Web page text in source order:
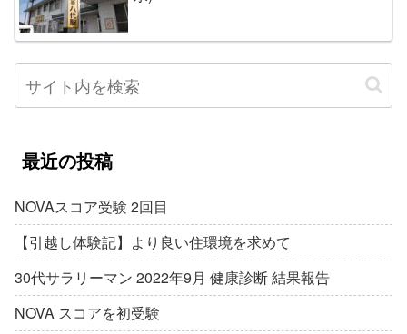
最近の投稿
NOVAスコア受験 2回目
【引越し体験記】より良い住環境を求めて
30代サラリーマン 2022年9月 健康診断 結果報告
NOVA スコアを初受験